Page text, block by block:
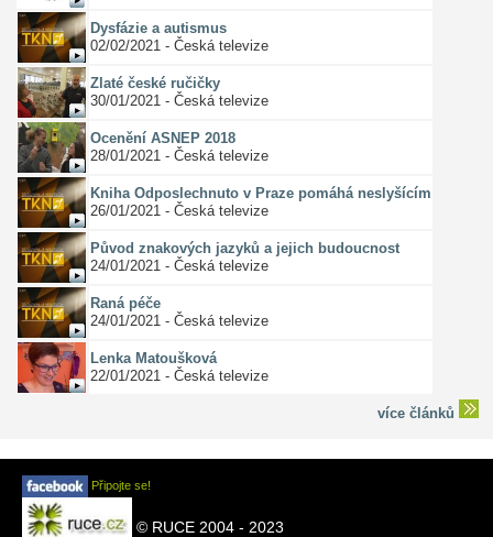
Dysfázie a autismus
02/02/2021 - Česká televize
Zlaté české ručičky
30/01/2021 - Česká televize
Ocenění ASNEP 2018
28/01/2021 - Česká televize
Kniha Odposlechnuto v Praze pomáhá neslyšícím
26/01/2021 - Česká televize
Původ znakových jazyků a jejich budoucnost
24/01/2021 - Česká televize
Raná péče
24/01/2021 - Česká televize
Lenka Matoušková
22/01/2021 - Česká televize
více článků
Připojte se!
© RUCE 2004 - 2023